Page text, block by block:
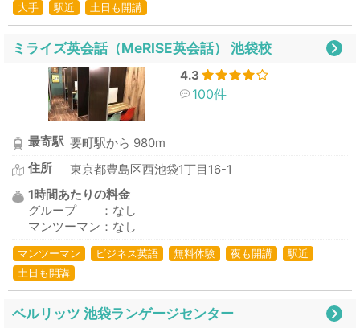
大手
駅近 土日も開講
ミライズ英会話（MeRISE英会話） 池袋校
4.3
100件
最寄駅 要町駅から 980m
住所
東京都豊島区西池袋1丁目16-1
1時間あたりの料金
グループ ：なし
マンツーマン：なし
マンツーマン ビジネス英語 無料体験 夜も開講
駅近
土日も開講
ベルリッツ 池袋ランゲージセンター